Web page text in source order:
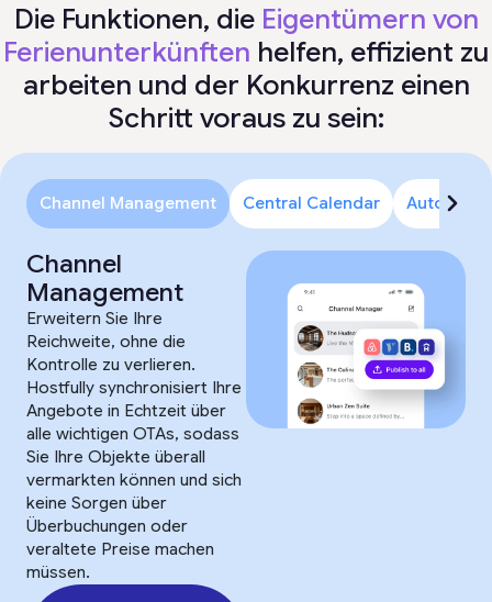
Die Funktionen, die Eigentümern von
Ferienunterkünften helfen, effizient zu
arbeiten und der Konkurrenz einen
Schritt voraus zu sein:
Channel Management Central Calendar
Channel
Management
Erweitern Sie Ihre
Reichweite, ohne die
Kontrolle zu verlieren.
Hostfully synchronisiert Ihre
Angebote in Echtzeit über
alle wichtigen OTAs, sodass
Sie Ihre Objekte überall
vermarkten können und sich
keine Sorgen über
Überbuchungen oder
veraltete Preise machen
müssen.